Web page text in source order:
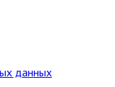
данных